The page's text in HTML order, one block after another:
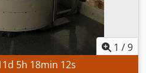
sind, sollten Sie das von uns
MAHO DMC 80 H duoBLOCK
Sie uns für weitere
Strom (max. Eingangsstrom):
50 Hz Dsdpfx Agjy
1 /9
d 5h 18min 10s